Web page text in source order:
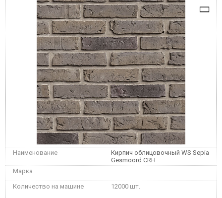
Кирпич облицовочный WS Sepia
Gesmoord CRH
12000 шт.